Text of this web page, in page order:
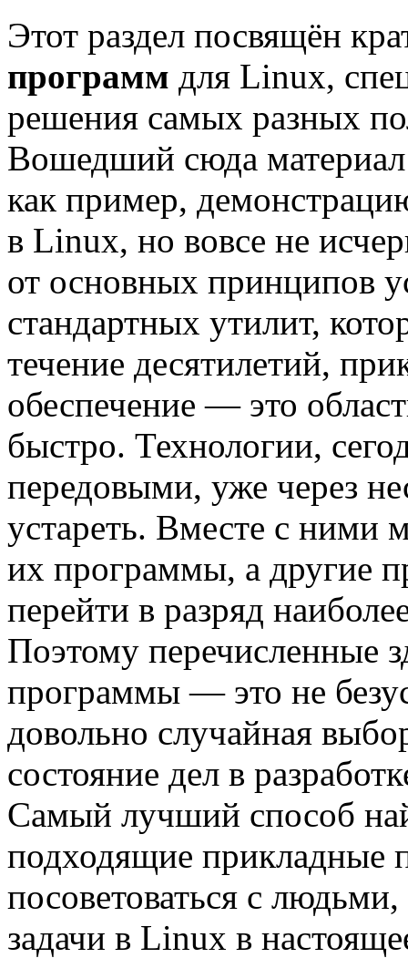
Этот раздел посвящён
программ для Linux,
решения самых разных
Вошедший сюда
как пример,
в Linux, но вовсе не
от основных принципов
стандартных утилит,
течение десятилетий,
обеспечение — это
быстро. Технологии,
передовыми, уже через
устареть. Вместе с ними
их программы, а другие
перейти в разряд
Поэтому перечисленные
программы — это не
довольно случайная
состояние дел в
Самый лучший способ
подходящие прикладные
посоветоваться с
задачи в Linux в